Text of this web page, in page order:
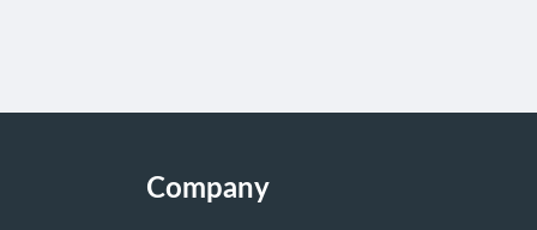
Company